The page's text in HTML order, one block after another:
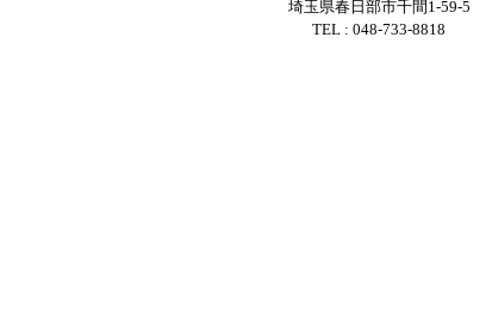
埼玉県春日部市千間1-59-5
TEL : 048-733-8818